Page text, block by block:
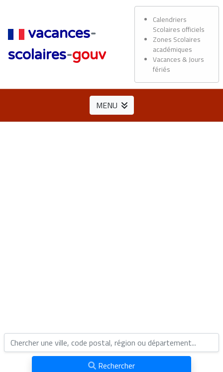
vacances-
scolaires-gouv
Calendriers
Scolaires officiels
Zones Scolaires
académiques
Vacances & Jours
fériés
MENU
Rechercher